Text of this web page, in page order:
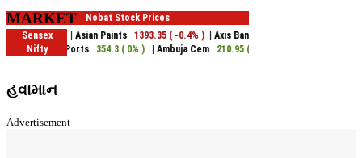
MARKET
હવામાન
Advertisement